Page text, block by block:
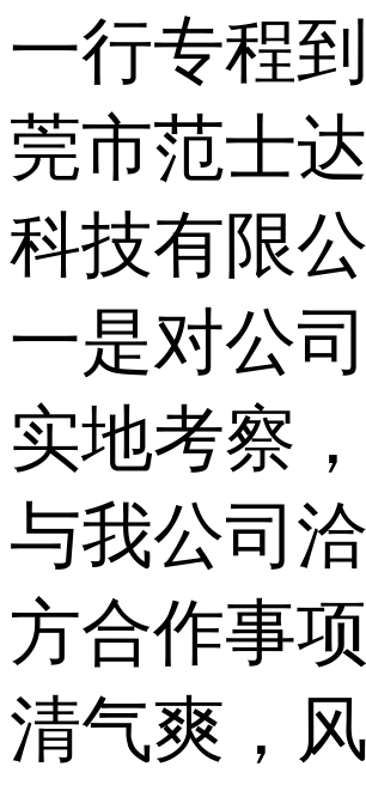
一行专程
莞市范士
科技有限公
一是对公
实地考察
与我公司
方合作事
清气爽，